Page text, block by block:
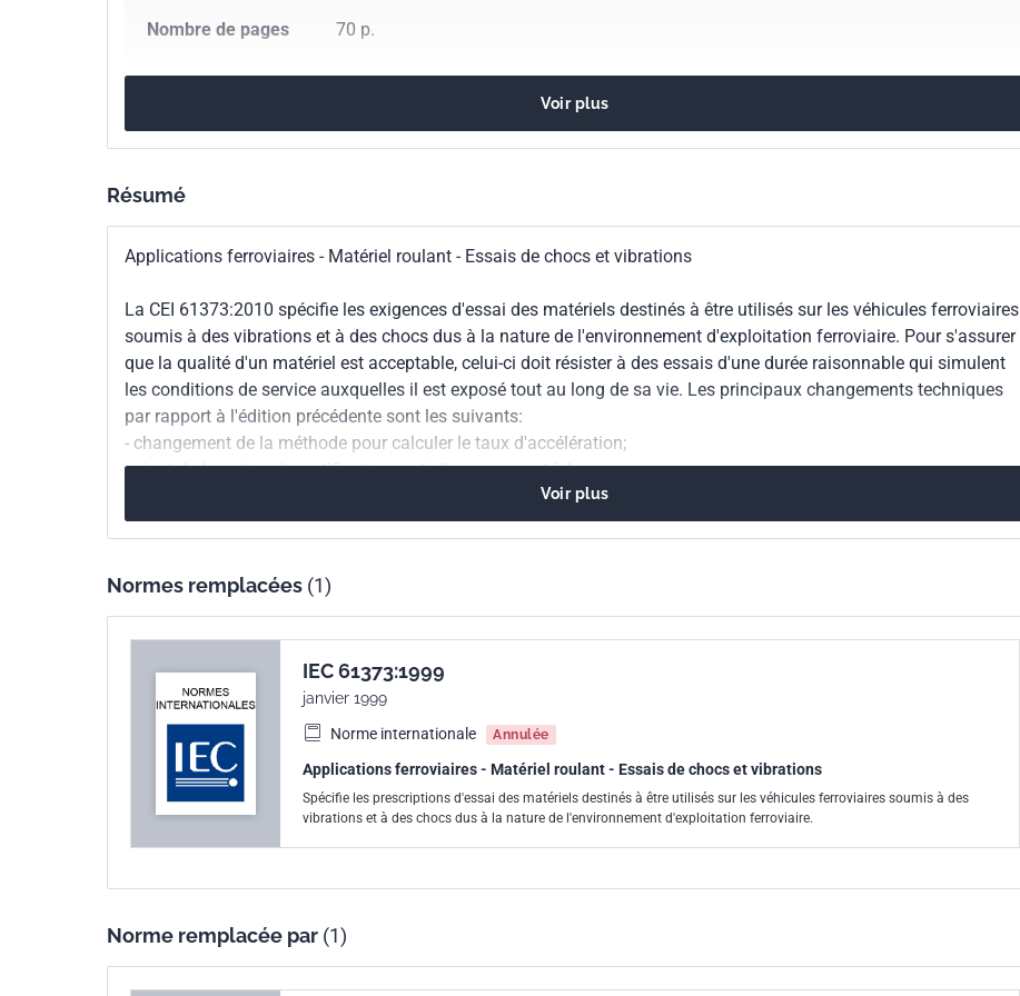
Nombre de pages 70 p.
Codes ICS 45.060.01Matériel roulant de chemin de fer en général
Voir plus
Résumé
Applications ferroviaires - Matériel roulant - Essais de chocs et vibrations
La CEI 61373:2010 spécifie les exigences d'essai des matériels destinés à être utilisés sur les véhicules ferroviaires
soumis à des vibrations et à des chocs dus à la nature de l'environnement d'exploitation ferroviaire. Pour s'assurer
que la qualité d'un matériel est acceptable, celui-ci doit résister à des essais d'une durée raisonnable qui simulent
les conditions de service auxquelles il est exposé tout au long de sa vie. Les principaux changements techniques
par rapport à l'édition précédente sont les suivants:
- changement de la méthode pour calculer le taux d'accélération;
- ajout de la notion de certification partielle par rapport à la norme;
- ajout de recommandations pour le calcul de la valeur efficace fonctionnelle à partir des données de service, ou de
la valeur efficace à partir des niveaux d'ASD.
Voir plus
Normes remplacées (1)
IEC 61373:1999
janvier 1999
Norme internationale
Annulée
Applications ferroviaires - Matériel roulant - Essais de chocs et vibrations
Spécifie les prescriptions d'essai des matériels destinés à être utilisés sur les véhicules ferroviaires soumis à des
vibrations et à des chocs dus à la nature de l'environnement d'exploitation ferroviaire.
Norme remplacée par (1)